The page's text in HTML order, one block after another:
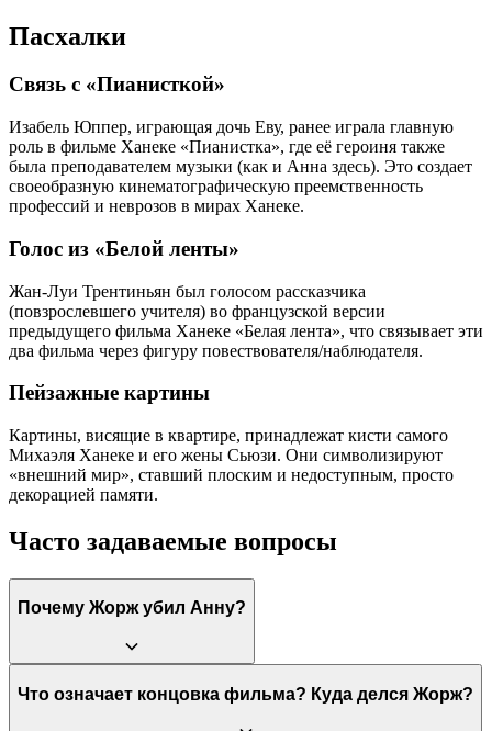
Пасхалки
Связь с «Пианисткой»
Изабель Юппер, играющая дочь Еву, ранее играла главную
роль в фильме Ханеке «Пианистка», где её героиня также
была преподавателем музыки (как и Анна здесь). Это создает
своеобразную кинематографическую преемственность
профессий и неврозов в мирах Ханеке.
Голос из «Белой ленты»
Жан-Луи Трентиньян был голосом рассказчика
(повзрослевшего учителя) во французской версии
предыдущего фильма Ханеке «Белая лента», что связывает эти
два фильма через фигуру повествователя/наблюдателя.
Пейзажные картины
Картины, висящие в квартире, принадлежат кисти самого
Михаэля Ханеке и его жены Сьюзи. Они символизируют
«внешний мир», ставший плоским и недоступным, просто
декорацией памяти.
Часто задаваемые вопросы
Почему Жорж убил Анну?
Он сделал это, чтобы прекратить её невыносимые физические
Что означает концовка фильма? Куда делся Жорж?